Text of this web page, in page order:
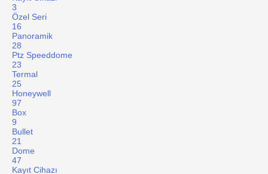
3
Özel Seri
16
Panoramik
28
Ptz Speeddome
23
Termal
25
Honeywell
97
Box
9
Bullet
21
Dome
47
Kayıt Cihazı